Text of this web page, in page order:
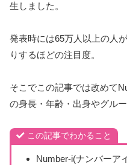
生しました。
発表時には65万人以上の人
りするほどの注目度。
そこでこの記事では改めて
の身長・年齢・出身やグル
この記事でわかること
Number-i(ナンバーア